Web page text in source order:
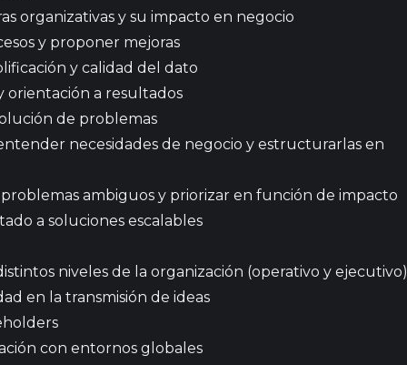
y su impacto en negocio
y proponer mejoras
y calidad del dato
a resultados
de problemas
necesidades de negocio y estructurarlas en
ambiguos y priorizar en función de impacto
a soluciones escalables
niveles de la organización (operativo y ejecutivo)
en la transmisión de ideas
con entornos globales